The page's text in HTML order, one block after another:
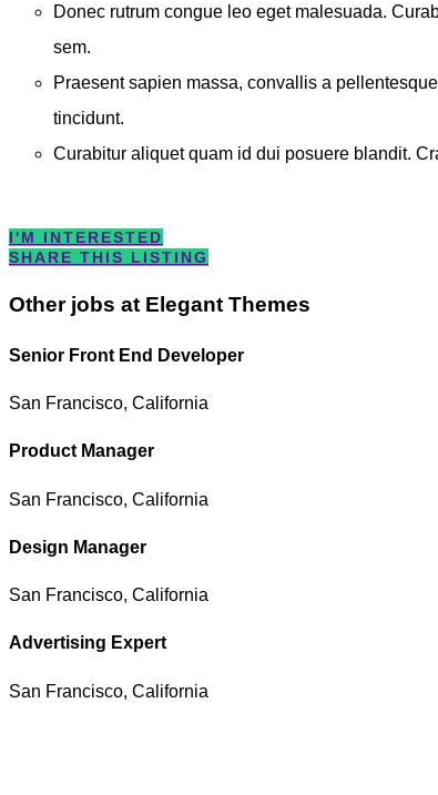
Donec rutrum congue leo eget malesuada.
sem.
Praesent sapien massa, convallis a
tincidunt.
Curabitur aliquet quam id dui posuere blandit.
I'M INTERESTED
SHARE THIS LISTING
Other jobs at Elegant Themes
Senior Front End Developer
San Francisco, California
Product Manager
San Francisco, California
Design Manager
San Francisco, California
Advertising Expert
San Francisco, California